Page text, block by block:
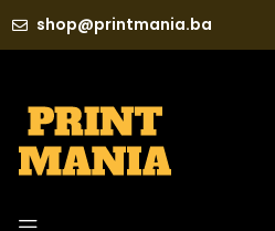
shop@printmania.ba